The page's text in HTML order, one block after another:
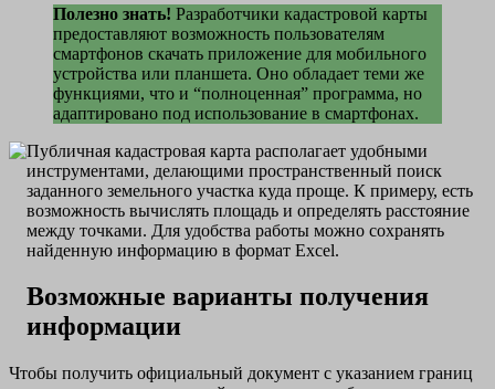
Полезно знать! Разработчики кадастровой карты
предоставляют возможность пользователям
смартфонов скачать приложение для мобильного
устройства или планшета. Оно обладает теми же
функциями, что и “полноценная” программа, но
адаптировано под использование в смартфонах.
Публичная кадастровая карта располагает удобными
инструментами, делающими пространственный поиск
заданного земельного участка куда проще. К примеру, есть
возможность вычислять площадь и определять расстояние
между точками. Для удобства работы можно сохранять
найденную информацию в формат Excel.
Возможные варианты получения
информации
Чтобы получить официальный документ с указанием границ